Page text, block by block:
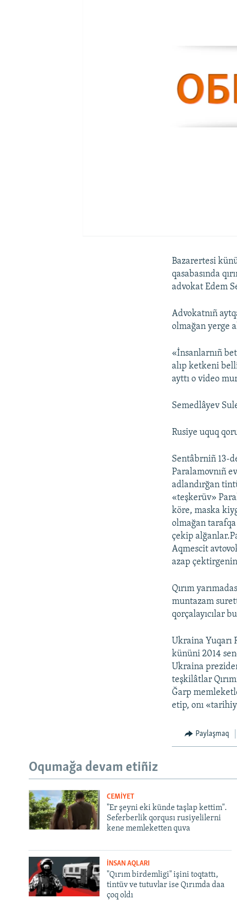
Bazarertesi
qasabasında
advokat Edem
Advokatnıñ
olmağan yerge
«İnsanlarnıñ
alıp ketkeni
ayttı o video
Semedlâyev
Rusiye uquq
Sentâbrniñ 13-
Paralamovnıñ
adlandırğan
«teşkerüv»
köre, maska
olmağan
çekip
Aqmescit
azap
Qırım
muntazam
qorçalayıcılar
Ukraina Yuqarı
kününi 2014
Ukraina
teşkilâtlar
Ğarp
etip, onı
Paylaşmaq
Oqumağa devam etiñiz
CEMİYET
"Er şeyni eki künde taşlap kettim".
Seferberlik qorqusı rusiyelilerni
kene memleketten quva
İNSAN AQLARI
"Qırım birdemligi" işini toqtattı,
tintüv ve tutuvlar ise Qırımda daa
çoq oldı